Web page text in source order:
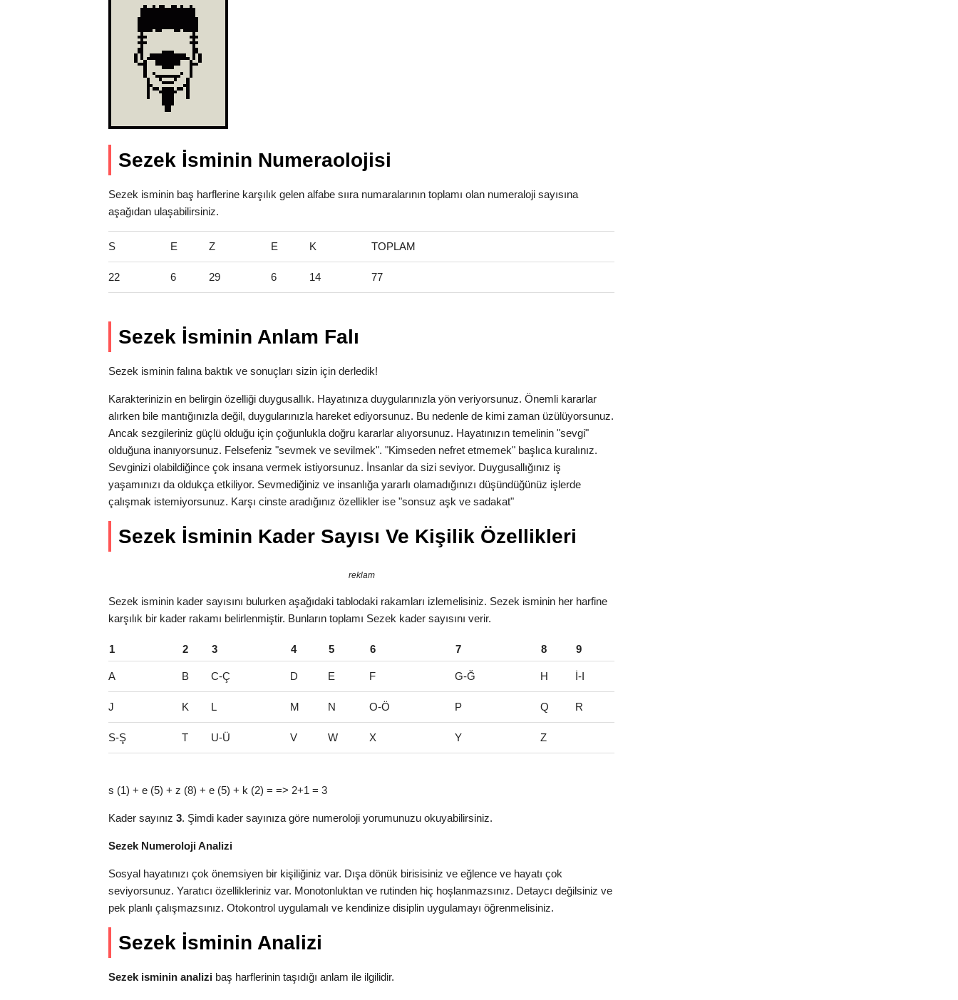
Sezek İsminin Numeraolojisi
Sezek isminin baş harflerine karşılık gelen alfabe sııra numaralarının toplamı olan numeraloji sayısına
aşağıdan ulaşabilirsiniz.
S E Z E K TOPLAM
22 6 29 6 14 77
Sezek İsminin Anlam Falı
Sezek isminin falına baktık ve sonuçları sizin için derledik!
Karakterinizin en belirgin özelliği duygusallık. Hayatınıza duygularınızla yön veriyorsunuz. Önemli kararlar
alırken bile mantığınızla değil, duygularınızla hareket ediyorsunuz. Bu nedenle de kimi zaman üzülüyorsunuz.
Ancak sezgileriniz güçlü olduğu için çoğunlukla doğru kararlar alıyorsunuz. Hayatınızın temelinin "sevgi"
olduğuna inanıyorsunuz. Felsefeniz "sevmek ve sevilmek". "Kimseden nefret etmemek" başlıca kuralınız.
Sevginizi olabildiğince çok insana vermek istiyorsunuz. İnsanlar da sizi seviyor. Duygusallığınız iş
yaşamınızı da oldukça etkiliyor. Sevmediğiniz ve insanlığa yararlı olamadığınızı düşündüğünüz işlerde
çalışmak istemiyorsunuz. Karşı cinste aradığınız özellikler ise "sonsuz aşk ve sadakat"
Sezek İsminin Kader Sayısı Ve Kişilik Özellikleri
reklam
Sezek isminin kader sayısını bulurken aşağıdaki tablodaki rakamları izlemelisiniz. Sezek isminin her harfine
karşılık bir kader rakamı belirlenmiştir. Bunların toplamı Sezek kader sayısını verir.
1 2 3 4 5 6 7 8 9
A B C-Ç D E F G-Ğ H İ-I
J K L M N O-Ö P Q R
S-Ş T U-Ü V W X Y Z
s (1) + e (5) + z (8) + e (5) + k (2) = => 2+1 = 3
Kader sayınız 3. Şimdi kader sayınıza göre numeroloji yorumunuzu okuyabilirsiniz.
Sezek Numeroloji Analizi
Sosyal hayatınızı çok önemsiyen bir kişiliğiniz var. Dışa dönük birisisiniz ve eğlence ve hayatı çok
seviyorsunuz. Yaratıcı özellikleriniz var. Monotonluktan ve rutinden hiç hoşlanmazsınız. Detaycı değilsiniz ve
pek planlı çalışmazsınız. Otokontrol uygulamalı ve kendinize disiplin uygulamayı öğrenmelisiniz.
Sezek İsminin Analizi
Sezek isminin analizi baş harflerinin taşıdığı anlam ile ilgilidir.